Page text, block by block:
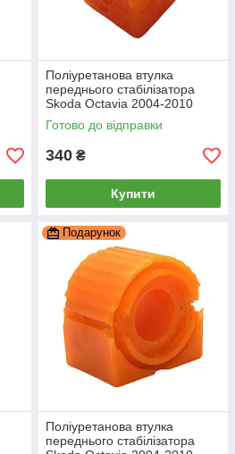
Поліуретанова втулка
переднього стабілізатора
Skoda Octavia 2004-2010
19мм ПІД вироблення, PP-
0057P
Готово до відправки
340 ₴
Купити
Подарунок
Поліуретанова втулка
переднього стабілізатора